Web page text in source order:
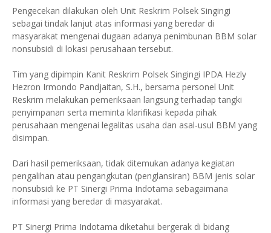
Pengecekan dilakukan oleh Unit Reskrim Polsek Singingi
sebagai tindak lanjut atas informasi yang beredar di
masyarakat mengenai dugaan adanya penimbunan BBM solar
nonsubsidi di lokasi perusahaan tersebut.
Tim yang dipimpin Kanit Reskrim Polsek Singingi IPDA Hezly
Hezron Irmondo Pandjaitan, S.H., bersama personel Unit
Reskrim melakukan pemeriksaan langsung terhadap tangki
penyimpanan serta meminta klarifikasi kepada pihak
perusahaan mengenai legalitas usaha dan asal-usul BBM yang
disimpan.
Dari hasil pemeriksaan, tidak ditemukan adanya kegiatan
pengalihan atau pengangkutan (penglansiran) BBM jenis solar
nonsubsidi ke PT Sinergi Prima Indotama sebagaimana
informasi yang beredar di masyarakat.
PT Sinergi Prima Indotama diketahui bergerak di bidang